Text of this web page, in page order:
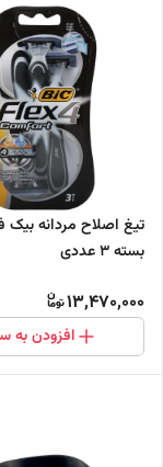
بسته 3 عددی
13,470,000
افزودن به